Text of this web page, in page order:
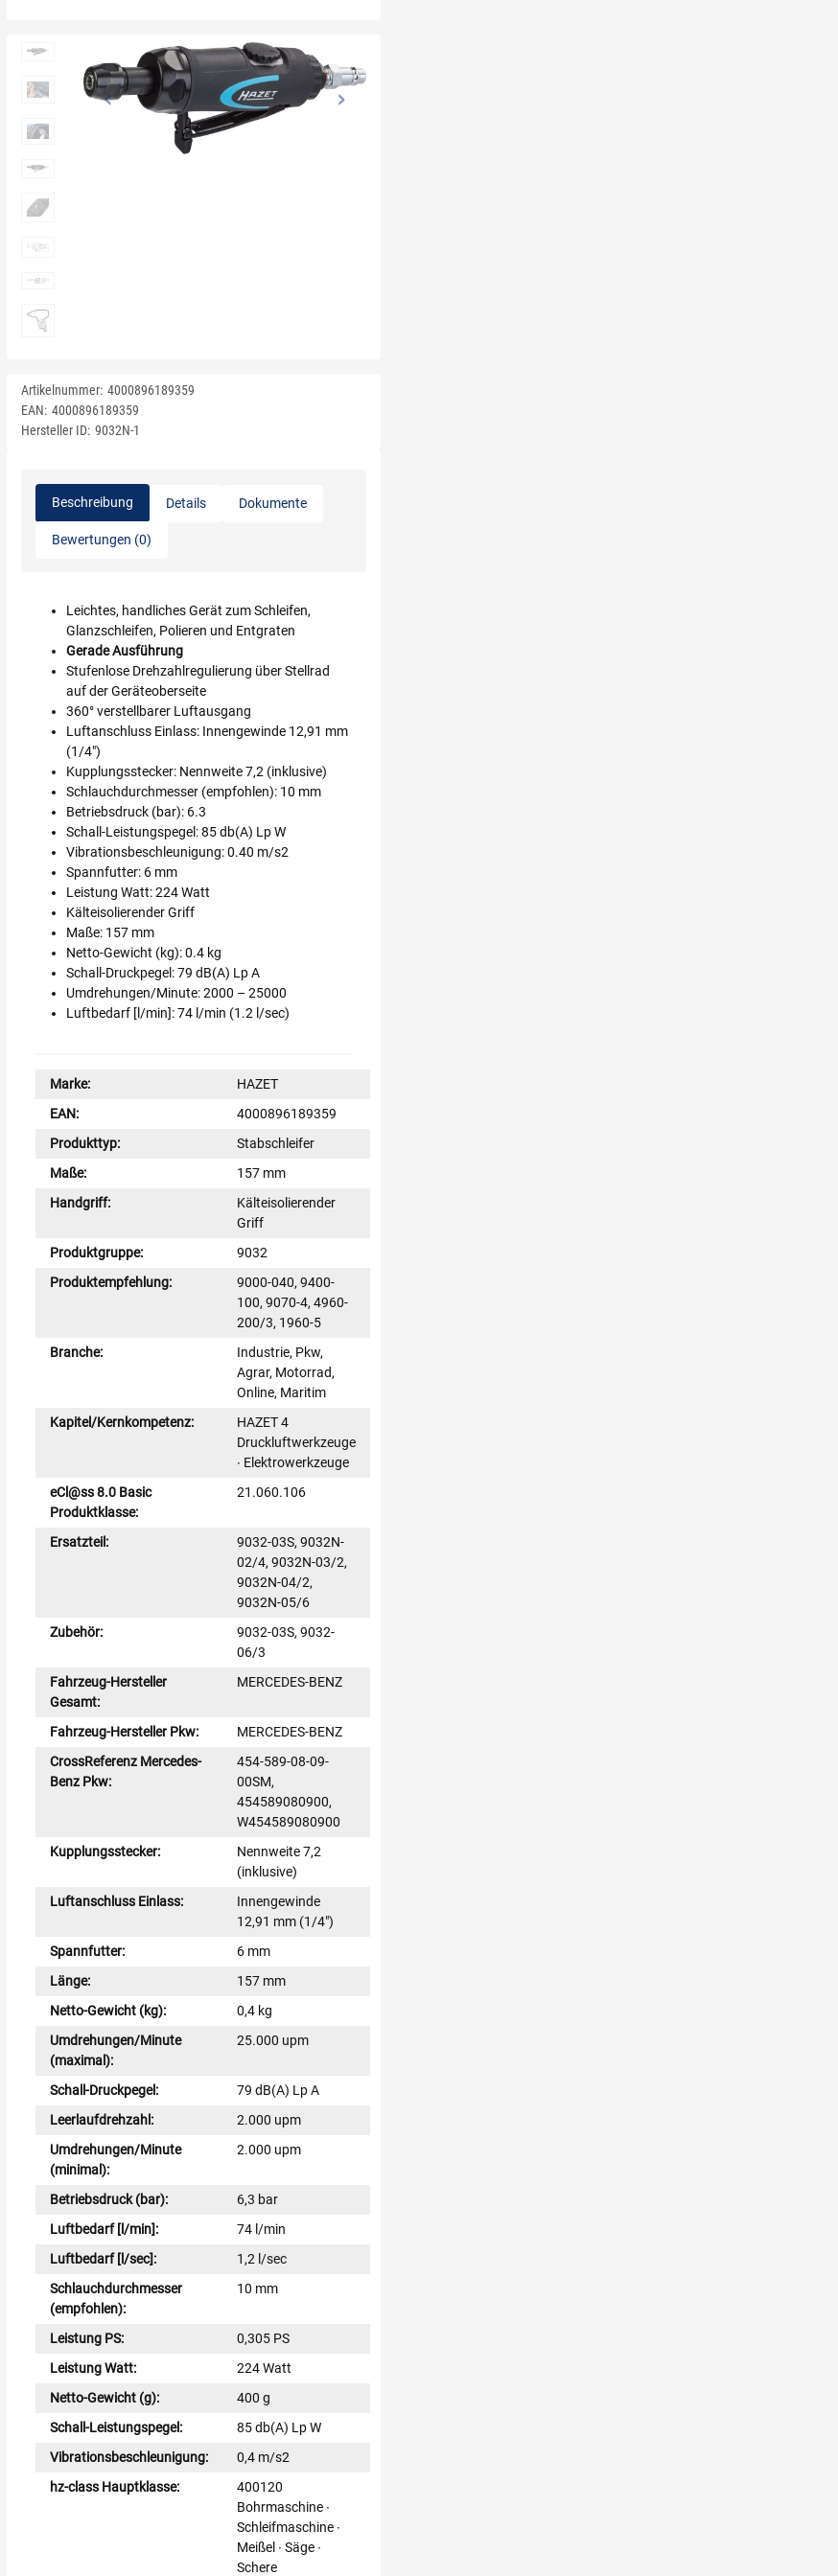
Artikelnummer: 4000896189359
EAN: 4000896189359
Hersteller ID: 9032N-1
Beschreibung Details Dokumente
Bewertungen (0)
Leichtes, handliches Gerät zum Schleifen,
Glanzschleifen, Polieren und Entgraten
Gerade Ausführung
Stufenlose Drehzahlregulierung über Stellrad
auf der Geräteoberseite
360° verstellbarer Luftausgang
Luftanschluss Einlass: Innengewinde 12,91 mm
(1/4″)
Kupplungsstecker: Nennweite 7,2 (inklusive)
Schlauchdurchmesser (empfohlen): 10 mm
Betriebsdruck (bar): 6.3
Schall-Leistungspegel: 85 db(A) Lp W
Vibrationsbeschleunigung: 0.40 m/s2
Spannfutter: 6 mm
Leistung Watt: 224 Watt
Kälteisolierender Griff
Maße: 157 mm
Netto-Gewicht (kg): 0.4 kg
Schall-Druckpegel: 79 dB(A) Lp A
Umdrehungen/Minute: 2000 – 25000
Luftbedarf [l/min]: 74 l/min (1.2 l/sec)
Marke:
HAZET
EAN:
4000896189359
Produkttyp:
Stabschleifer
Maße:
157 mm
Handgriff:
Kälteisolierender
Griff
Produktgruppe:
9032
Produktempfehlung:
9000-040, 9400-
100, 9070-4, 4960-
200/3, 1960-5
Branche:
Industrie, Pkw,
Agrar, Motorrad,
Online, Maritim
Kapitel/Kernkompetenz:
HAZET 4
Druckluftwerkzeuge
∙ Elektrowerkzeuge
eCl@ss 8.0 Basic
Produktklasse:
21.060.106
Ersatzteil:
9032-03S, 9032N-
02/4, 9032N-03/2,
9032N-04/2,
9032N-05/6
Zubehör:
9032-03S, 9032-
06/3
Fahrzeug-Hersteller
Gesamt:
MERCEDES-BENZ
Fahrzeug-Hersteller Pkw:
MERCEDES-BENZ
CrossReferenz Mercedes-
Benz Pkw:
454-589-08-09-
00SM,
454589080900,
W454589080900
Kupplungsstecker:
Nennweite 7,2
(inklusive)
Luftanschluss Einlass:
Innengewinde
12,91 mm (1/4″)
Spannfutter:
6 mm
Länge:
157 mm
Netto-Gewicht (kg):
0,4 kg
Umdrehungen/Minute
(maximal):
25.000 upm
Schall-Druckpegel:
79 dB(A) Lp A
Leerlaufdrehzahl:
2.000 upm
Umdrehungen/Minute
(minimal):
2.000 upm
Betriebsdruck (bar):
6,3 bar
Luftbedarf [l/min]:
74 l/min
Luftbedarf [l/sec]:
1,2 l/sec
Schlauchdurchmesser
(empfohlen):
10 mm
Leistung PS:
0,305 PS
Leistung Watt:
224 Watt
Netto-Gewicht (g):
400 g
Schall-Leistungspegel:
85 db(A) Lp W
Vibrationsbeschleunigung:
0,4 m/s2
hz-class Hauptklasse:
400120
Bohrmaschine ∙
Schleifmaschine ∙
Meißel ∙ Säge ∙
Schere